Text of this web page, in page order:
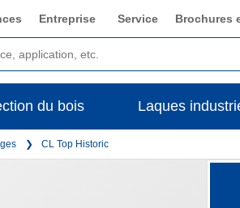
Entreprise Service Brochures
du bois Laques
CL Top Historic